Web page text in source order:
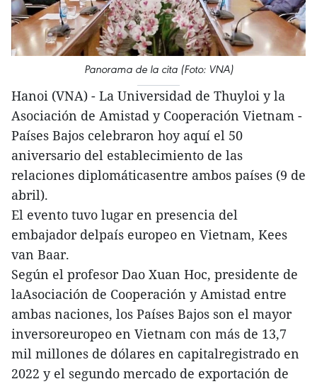
Panorama de la cita (Foto: VNA)
Hanoi (VNA) - La Universidad de Thuyloi y la
Asociación de Amistad y Cooperación Vietnam -
Países Bajos celebraron hoy aquí el 50
aniversario del establecimiento de las
relaciones diplomáticasentre ambos países (9 de
abril).
El evento tuvo lugar en presencia del
embajador delpaís europeo en Vietnam, Kees
van Baar.
Según el profesor Dao Xuan Hoc, presidente de
laAsociación de Cooperación y Amistad entre
ambas naciones, los Países Bajos son el mayor
inversoreuropeo en Vietnam con más de 13,7
mil millones de dólares en capitalregistrado en
2022 y el segundo mercado de exportación de